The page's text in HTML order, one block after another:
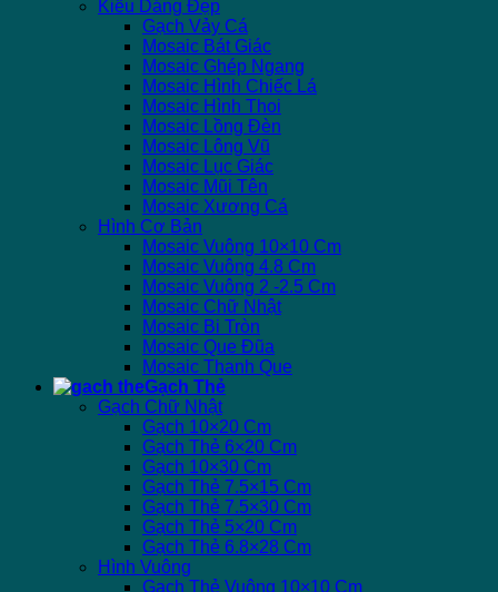
Kiểu Dáng Đẹp
Gạch Vảy Cá
Mosaic Bát Giác
Mosaic Ghép Ngang
Mosaic Hình Chiếc Lá
Mosaic Hình Thoi
Mosaic Lồng Đèn
Mosaic Lông Vũ
Mosaic Lục Giác
Mosaic Mũi Tên
Mosaic Xương Cá
Hình Cơ Bản
Mosaic Vuông 10×10 Cm
Mosaic Vuông 4.8 Cm
Mosaic Vuông 2 -2.5 Cm
Mosaic Chữ Nhật
Mosaic Bi Tròn
Mosaic Que Đũa
Mosaic Thanh Que
Gạch Thẻ
Gạch Chữ Nhật
Gạch 10×20 Cm
Gạch Thẻ 6×20 Cm
Gạch 10×30 Cm
Gạch Thẻ 7.5×15 Cm
Gạch Thẻ 7.5×30 Cm
Gạch Thẻ 5×20 Cm
Gạch Thẻ 6.8×28 Cm
Hình Vuông
Gạch Thẻ Vuông 10×10 Cm